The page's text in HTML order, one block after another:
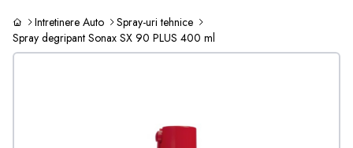
Intretinere Auto
Spray-uri tehnice
Spray degripant Sonax SX 90 PLUS 400 ml